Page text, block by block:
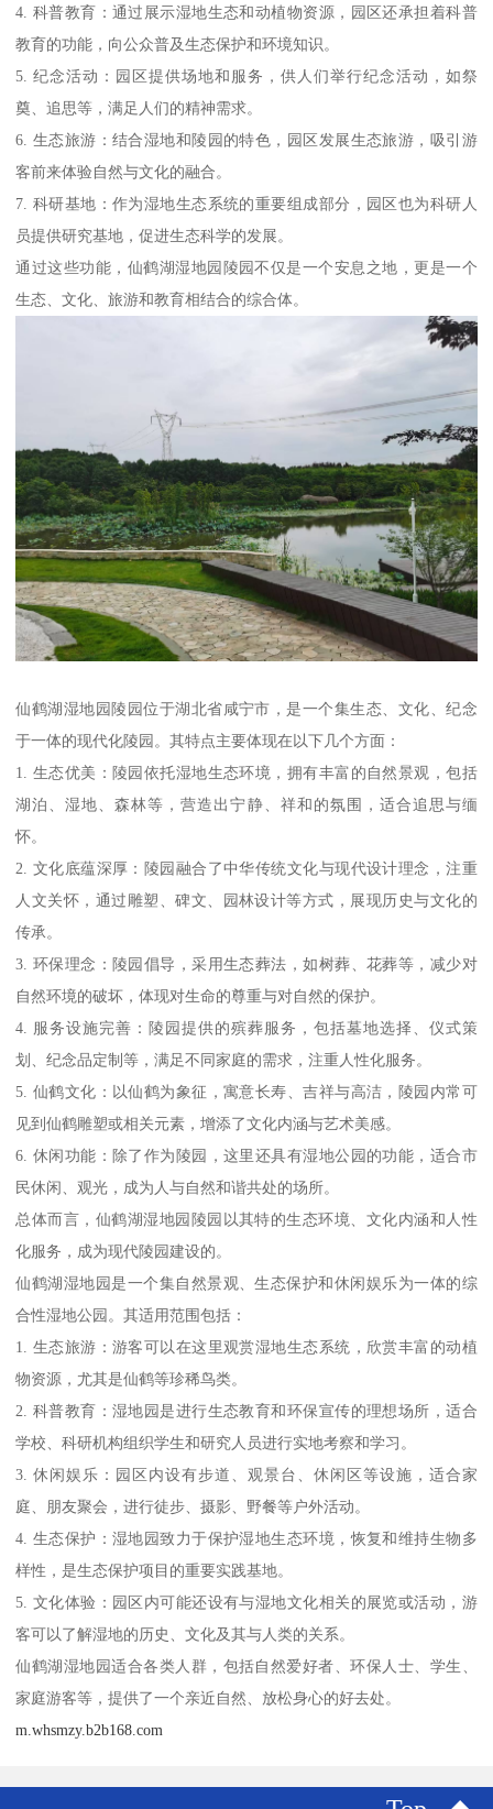
4. 科普教育：通过展示湿地生态和动植物资源，园区还承担着科普
教育的功能，向公众普及生态保护和环境知识。
5. 纪念活动：园区提供场地和服务，供人们举行纪念活动，如祭
奠、追思等，满足人们的精神需求。
6. 生态旅游：结合湿地和陵园的特色，园区发展生态旅游，吸引游
客前来体验自然与文化的融合。
7. 科研基地：作为湿地生态系统的重要组成部分，园区也为科研人
员提供研究基地，促进生态科学的发展。
通过这些功能，仙鹤湖湿地园陵园不仅是一个安息之地，更是一个
生态、文化、旅游和教育相结合的综合体。
仙鹤湖湿地园陵园位于湖北省咸宁市，是一个集生态、文化、纪念
于一体的现代化陵园。其特点主要体现在以下几个方面：
1. 生态优美：陵园依托湿地生态环境，拥有丰富的自然景观，包括
湖泊、湿地、森林等，营造出宁静、祥和的氛围，适合追思与缅
怀。
2. 文化底蕴深厚：陵园融合了中华传统文化与现代设计理念，注重
人文关怀，通过雕塑、碑文、园林设计等方式，展现历史与文化的
传承。
3. 环保理念：陵园倡导，采用生态葬法，如树葬、花葬等，减少对
自然环境的破坏，体现对生命的尊重与对自然的保护。
4. 服务设施完善：陵园提供的殡葬服务，包括墓地选择、仪式策
划、纪念品定制等，满足不同家庭的需求，注重人性化服务。
5. 仙鹤文化：以仙鹤为象征，寓意长寿、吉祥与高洁，陵园内常可
见到仙鹤雕塑或相关元素，增添了文化内涵与艺术美感。
6. 休闲功能：除了作为陵园，这里还具有湿地公园的功能，适合市
民休闲、观光，成为人与自然和谐共处的场所。
总体而言，仙鹤湖湿地园陵园以其特的生态环境、文化内涵和人性
化服务，成为现代陵园建设的。
仙鹤湖湿地园是一个集自然景观、生态保护和休闲娱乐为一体的综
合性湿地公园。其适用范围包括：
1. 生态旅游：游客可以在这里观赏湿地生态系统，欣赏丰富的动植
物资源，尤其是仙鹤等珍稀鸟类。
2. 科普教育：湿地园是进行生态教育和环保宣传的理想场所，适合
学校、科研机构组织学生和研究人员进行实地考察和学习。
3. 休闲娱乐：园区内设有步道、观景台、休闲区等设施，适合家
庭、朋友聚会，进行徒步、摄影、野餐等户外活动。
4. 生态保护：湿地园致力于保护湿地生态环境，恢复和维持生物多
样性，是生态保护项目的重要实践基地。
5. 文化体验：园区内可能还设有与湿地文化相关的展览或活动，游
客可以了解湿地的历史、文化及其与人类的关系。
仙鹤湖湿地园适合各类人群，包括自然爱好者、环保人士、学生、
家庭游客等，提供了一个亲近自然、放松身心的好去处。
m.whsmzy.b2b168.com